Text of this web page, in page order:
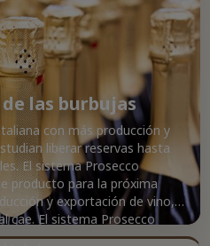
las burbujas
con más producción y
liberar reservas hasta
El sistema Prosecco
producto para la próxima
y exportación de vino,
cae. El sistema Prosecco
del mercado de